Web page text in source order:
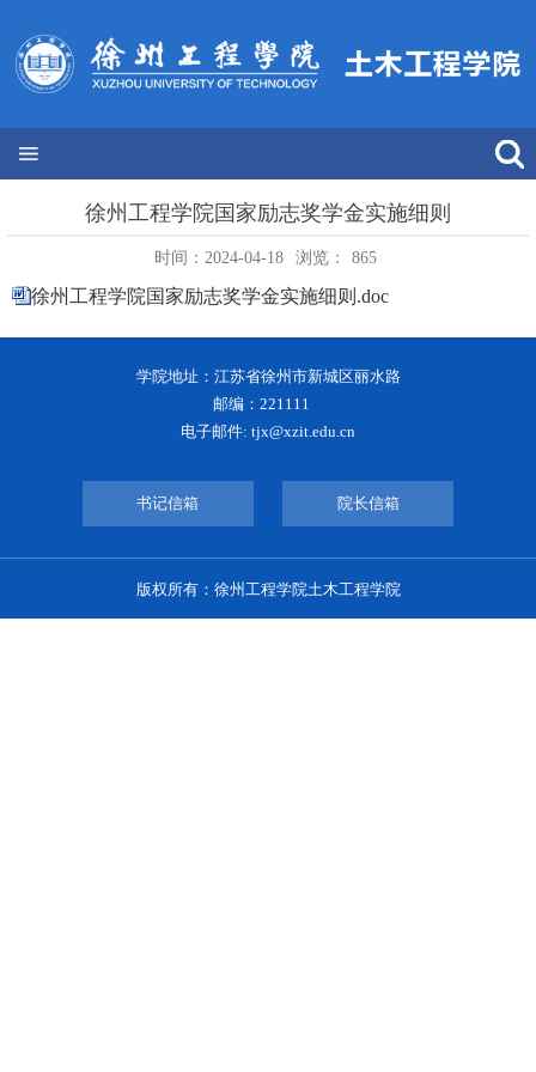
徐州工程学院国家励志奖学金实施细则
时间：2024-04-18 浏览： 865
徐州工程学院国家励志奖学金实施细则.doc
学院地址：江苏省徐州市新城区丽水路
邮编：221111
电子邮件: tjx@xzit.edu.cn
书记信箱 院长信箱
版权所有：徐州工程学院土木工程学院